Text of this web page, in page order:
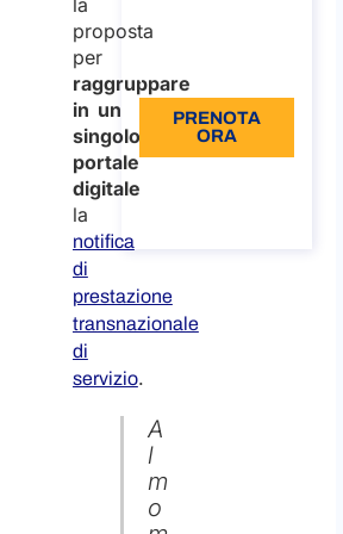
la
proposta
per
raggruppare
in un
singolo
portale
digitale
la
notifica
di
prestazione
transnazionale
di
servizio.
A
l
m
o
PRENOTA
ORA